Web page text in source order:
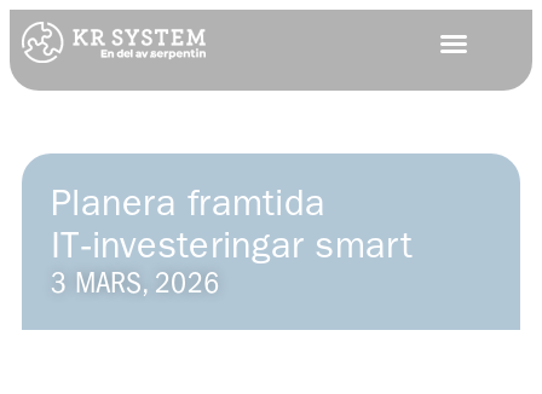
Planera framtida
IT‑investeringar smart
3 MARS, 2026